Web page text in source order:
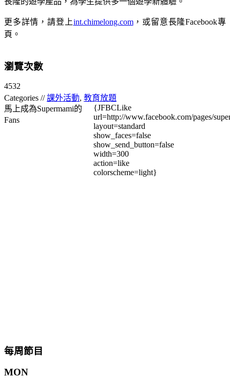
更多詳情，請登上int.chimelong.com，或留意長隆Facebook專
頁。
瀏覽次數
4532
Categories //課外活動, 教育放題
馬上成為Supermami的
Fans
{JFBCLike
url=http://www.facebook.com/pages/
layout=standard
show_faces=false
show_send_button=false
width=300
action=like
colorscheme=light}
每周節目
MON